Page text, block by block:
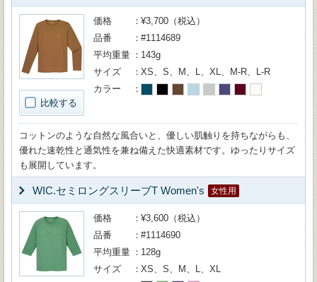
比較する
価格
¥3,700（税込）
品番
#1114689
平均重量
143g
サイズ
XS、S、M、L、XL、M-R、L-R
カラー
コットンのような自然な風合いと、優しい肌触りを持ちながらも、
優れた速乾性と通気性を兼ね備えた快適素材です。ゆったりサイズ
も展開しています。
WIC.セミロングスリーブT Women's 女性用
価格
¥3,600（税込）
品番
#1114690
平均重量
128g
サイズ
XS、S、M、L、XL